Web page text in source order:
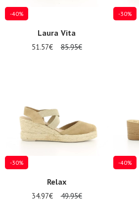
-40%
Laura Vita
51.57€ 85.95€
-30%
-30%
Relax
34.97€ 49.95€
-40%